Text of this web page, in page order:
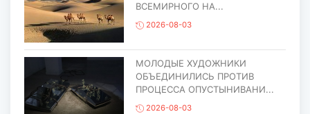
ВСЕМИРНОГО НА...
2026-08-03
МОЛОДЫЕ ХУДОЖНИКИ
ОБЪЕДИНИЛИСЬ ПРОТИВ
ПРОЦЕССА ОПУСТЫНИВАНИ...
2026-08-03